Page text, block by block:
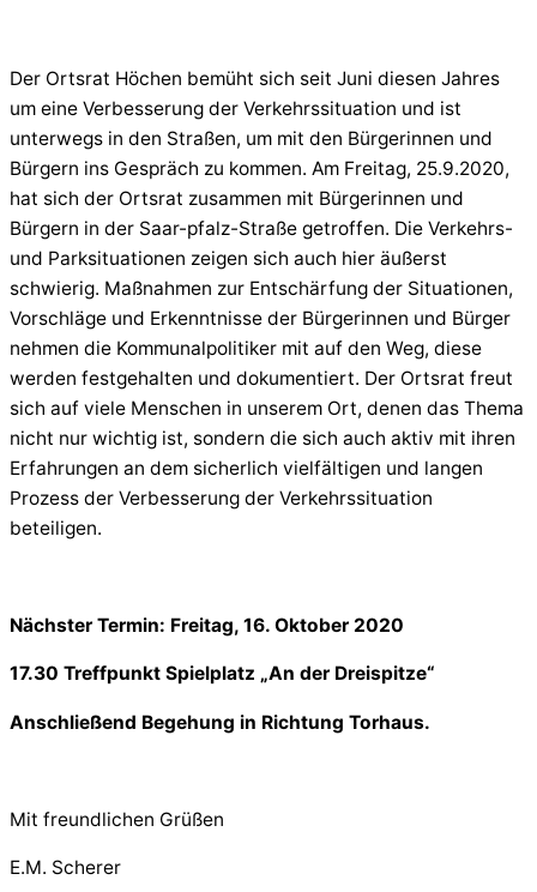
Der Ortsrat Höchen bemüht sich seit Juni diesen Jahres
um eine Verbesserung der Verkehrssituation und ist
unterwegs in den Straßen, um mit den Bürgerinnen und
Bürgern ins Gespräch zu kommen. Am Freitag, 25.9.2020,
hat sich der Ortsrat zusammen mit Bürgerinnen und
Bürgern in der Saar-pfalz-Straße getroffen. Die Verkehrs-
und Parksituationen zeigen sich auch hier äußerst
schwierig. Maßnahmen zur Entschärfung der Situationen,
Vorschläge und Erkenntnisse der Bürgerinnen und Bürger
nehmen die Kommunalpolitiker mit auf den Weg, diese
werden festgehalten und dokumentiert. Der Ortsrat freut
sich auf viele Menschen in unserem Ort, denen das Thema
nicht nur wichtig ist, sondern die sich auch aktiv mit ihren
Erfahrungen an dem sicherlich vielfältigen und langen
Prozess der Verbesserung der Verkehrssituation
beteiligen.
Nächster Termin: Freitag, 16. Oktober 2020
17.30 Treffpunkt Spielplatz „An der Dreispitze“
Anschließend Begehung in Richtung Torhaus.
Mit freundlichen Grüßen
E.M. Scherer